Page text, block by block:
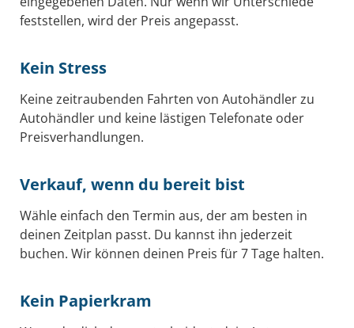
feststellen, wird der Preis angepasst.
Kein Stress
Keine zeitraubenden Fahrten von Autohändler zu
Autohändler und keine lästigen Telefonate oder
Preisverhandlungen.
Verkauf, wenn du bereit bist
Wähle einfach den Termin aus, der am besten in
deinen Zeitplan passt. Du kannst ihn jederzeit
buchen. Wir können deinen Preis für 7 Tage halten.
Kein Papierkram